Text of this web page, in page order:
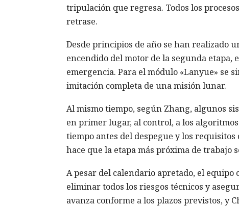
tripulación que regresa. Todos los
retrase.
Desde principios de año se han realizado
encendido del motor de la segunda etapa,
emergencia. Para el módulo «Lanyue» se
imitación completa de una misión lunar.
Al mismo tiempo, según Zhang, algunos
en primer lugar, al control, a los
tiempo antes del despegue y los
hace que la etapa más próxima de trabajo
A pesar del calendario apretado, el
eliminar todos los riesgos técnicos y
avanza conforme a los plazos previstos, y